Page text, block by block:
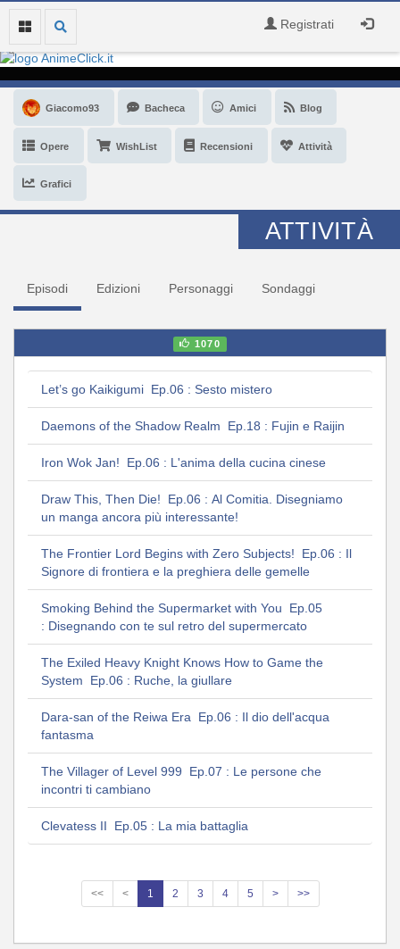
Registrati
Giacomo93 Bacheca Amici Blog
Opere WishList Recensioni Attività
Grafici
ATTIVITÀ
Episodi Edizioni Personaggi Sondaggi
1070
Let’s go Kaikigumi Ep.06 : Sesto mistero
Daemons of the Shadow Realm Ep.18 : Fujin e Raijin
Iron Wok Jan! Ep.06 : L'anima della cucina cinese
Draw This, Then Die! Ep.06 : Al Comitia. Disegniamo
un manga ancora più interessante!
The Frontier Lord Begins with Zero Subjects! Ep.06 : Il
Signore di frontiera e la preghiera delle gemelle
Smoking Behind the Supermarket with You Ep.05
: Disegnando con te sul retro del supermercato
The Exiled Heavy Knight Knows How to Game the
System Ep.06 : Ruche, la giullare
Dara-san of the Reiwa Era Ep.06 : Il dio dell'acqua
fantasma
The Villager of Level 999 Ep.07 : Le persone che
incontri ti cambiano
Clevatess II Ep.05 : La mia battaglia
<< < 1 2 3 4 5 > >>